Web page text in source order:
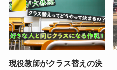
現役教師がクラス替えの決